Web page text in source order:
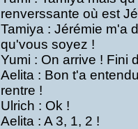
renverssante où est
Tamiya : Jérémie m'a
qu'vous soyez !
Yumi : On arrive ! Fini
Aelita : Bon t'a
rentre !
Ulrich : Ok !
Aelita : A 3, 1, 2 !